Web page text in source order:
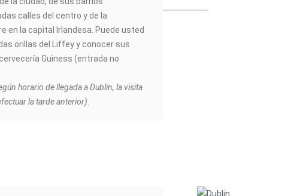
calles del centro y de la
en la capital Irlandesa. Puede usted
orillas del Liffey y conocer sus
Guiness (entrada no
horario de llegada a Dublin, la visita
la tarde anterior).